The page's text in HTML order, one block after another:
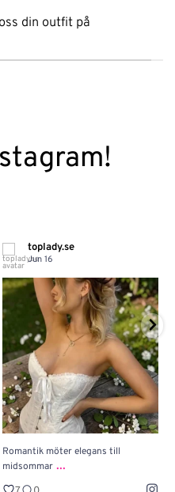
din outfit på
toplady.se
Jun 16
Romantik möter elegans till
midsommar ...